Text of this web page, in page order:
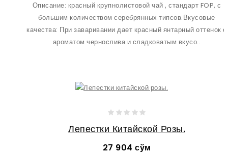
Описание: красный крупнолистовой чай , стандарт FOP, с
большим количеством серебрянных типсов.Вкусовые
качества: При заваривании дает красный янтарный оттенок с
ароматом чернослива и сладковатым вкусо..
Лепестки Китайской Розы.
27 904 сўм